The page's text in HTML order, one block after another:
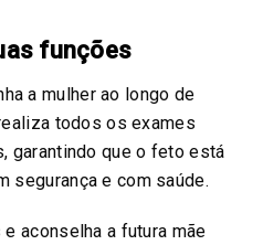
funções
a mulher ao longo de
todos os exames
garantindo que o feto está
segurança e com saúde.
aconselha a futura mãe